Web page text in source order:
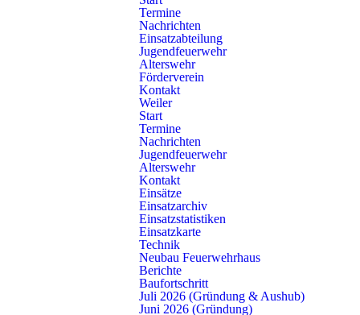
Termine
Nachrichten
Einsatzabteilung
Jugendfeuerwehr
Alterswehr
Förderverein
Kontakt
Weiler
Start
Termine
Nachrichten
Jugendfeuerwehr
Alterswehr
Kontakt
Einsätze
Einsatzarchiv
Einsatzstatistiken
Einsatzkarte
Technik
Neubau Feuerwehrhaus
Berichte
Baufortschritt
Juli 2026 (Gründung & Aushub)
Juni 2026 (Gründung)
Drehleiter mit Korb – DLK 23-12 nB
Florian Schorndorf 1/33
Mittleres Löschfahrzeug – MLF
Florian Schorndorf 1/40
Löschgruppenfahrzeug – LF 16/12
Florian Schorndorf 1/44
Löschgruppenfahrzeug – HLF 20/16